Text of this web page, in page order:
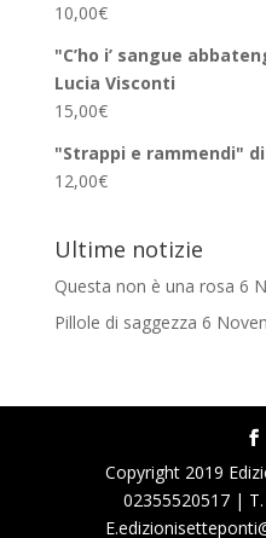
10,00€
"C’ho i’ sangue
Lucia Visconti
15,00€
"Strappi e rammendi"
12,00€
Ultime notizie
Questa non è una rosa 6
Pillole di saggezza 6
Copyright 2019
02355520517 |